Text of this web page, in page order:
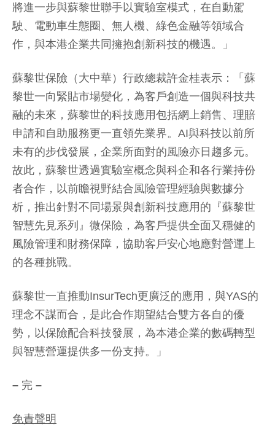
將進一步與蘇黎世聯手以實驗室模式，在自動駕
駛、電動車生態圈、無人機、綠色金融等領域合
作，與本港企業共同擁抱創新科技的機遇。」
蘇黎世保險（大中華）行政總裁許金桂表示：「蘇
黎世一向緊貼市場變化，為客戶創造一個與科技共
融的未來，蘇黎世的科技應用包括網上銷售、理賠
申請和自助服務更一直領先業界。AI與科技以前所
未有的步伐發展，企業所面對的風險亦日趨多元。
故此，蘇黎世透過實驗室概念與科企和各行業持份
者合作，以前瞻視野結合風險管理經驗與數據分
析，推出針對不同場景與創新科技應用的『蘇黎世
智慧先見系列』微保險，為客戶提供全面又穩健的
風險管理和財務保障，協助客戶安心地應對營運上
的各種挑戰。
蘇黎世一直推動InsurTech更廣泛的應用，與YAS的
理念不謀而合，是此合作期望結合雙方各自的優
勢，以保險配合科技發展，為本港企業的數碼轉型
與智慧營運提供多一份支持。」
– 完 –
免責聲明